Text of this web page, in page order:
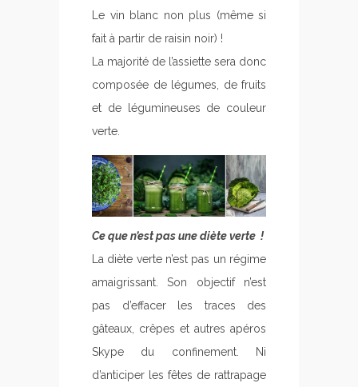
Le vin blanc non plus (même si
fait à partir de raisin noir) !
La majorité de l’assiette sera donc
composée de légumes, de fruits
et de légumineuses de couleur
verte.
Ce que n’est pas une diète verte !
La diète verte n’est pas un régime
amaigrissant. Son objectif n’est
pas d’effacer les traces des
gâteaux, crêpes et autres apéros
Skype du confinement. Ni
d’anticiper les fêtes de rattrapage